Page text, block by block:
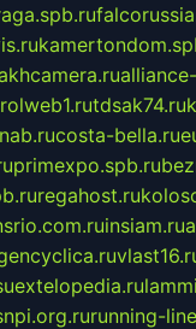
tdsak74.ru
costa-bella.ru
primexpo.spb.ru
regahost.ru
insiam.ru
extelopedia.ru
running-